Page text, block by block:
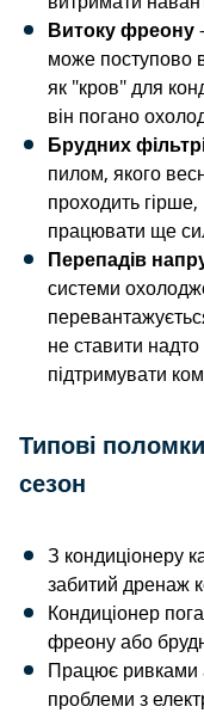
Витоку фреону
може поступово
як "кров" для
він погано
Брудних
пилом, якого
проходить
працювати ще
Перепадів
системи
не ставити
підтримувати
Типові
сезон
З кондиціонеру
забитий дренаж
Кондиціонер
фреону або
Працює ривками
проблеми з